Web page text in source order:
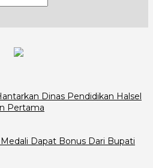
Dinas Pendidikan Halsel
Pertama
Dapat Bonus Dari Bupati